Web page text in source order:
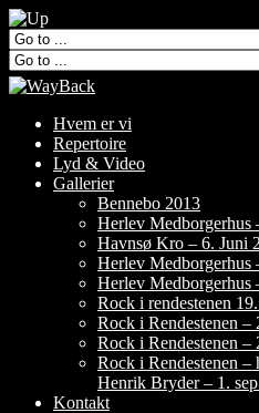
Hvem er vi
Repertoire
Lyd & Video
Gallerier
Bennebo 2013
Herlev Medborgerhus
Havnsø Kro – 6. Juni
Herlev Medborgerhus
Herlev Medborgerhus
Rock i rendestenen
Rock i Rendestenen –
Rock i Rendestenen –
Rock i Rendestenen
Henrik Bryder – 1.
Kontakt